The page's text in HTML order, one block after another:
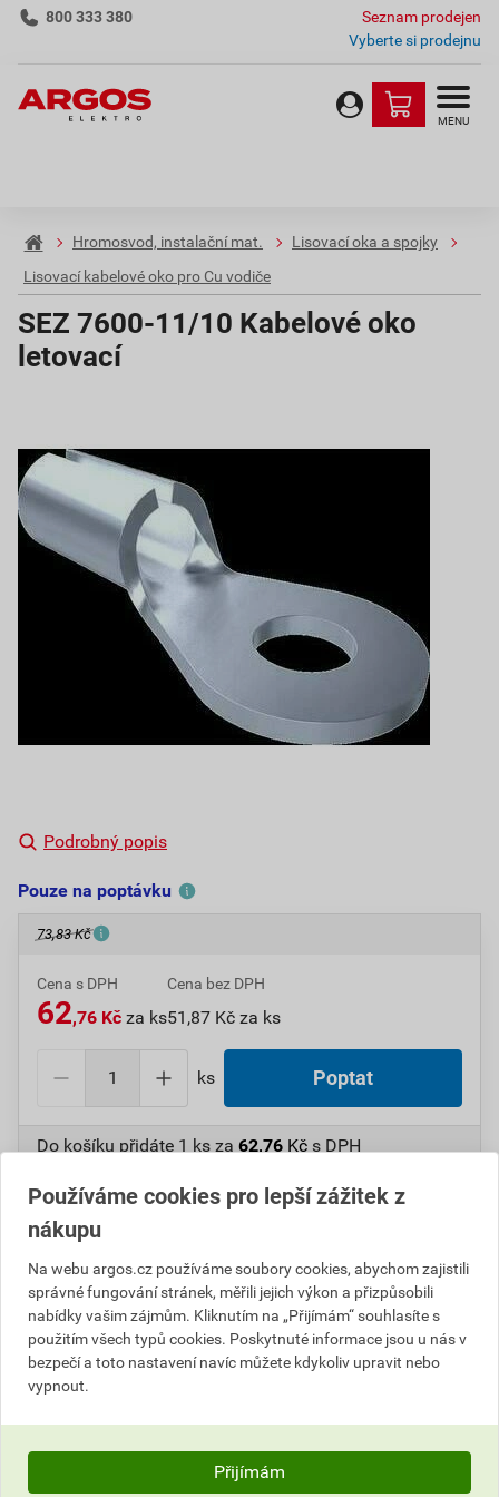
800 333 380
Seznam prodejen
Vyberte si prodejnu
MENU
Hromosvod, instalační mat.
Lisovací oka a spojky
Lisovací kabelové oko pro Cu vodiče
SEZ 7600-11/10 Kabelové oko
letovací
Podrobný popis
Pouze na poptávku
73,83 Kč
Cena s DPH
62,76 Kč za ks
Cena bez DPH
51,87 Kč za ks
ks Poptat
Do košíku přidáte 1 ks za 62,76 Kč s DPH
Číslo položky:
Výrobky značky:
Popis
SEZ 7600-11/10 10000696.00 Kabelové oko letovací
Informace o ceně
Používáme cookies pro lepší zážitek z
nákupu
Na webu argos.cz používáme soubory cookies, abychom zajistili
správné fungování stránek, měřili jejich výkon a přizpůsobili
nabídky vašim zájmům. Kliknutím na „Přijímám“ souhlasíte s
použitím všech typů cookies. Poskytnuté informace jsou u nás v
bezpečí a toto nastavení navíc můžete kdykoliv upravit nebo
vypnout.
Přijímám